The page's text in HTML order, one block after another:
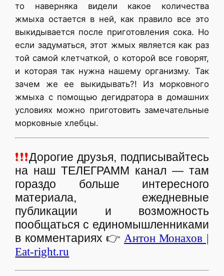
то наверняка видели какое количества
жмыха остается в ней, как правило все это
выкидывается после приготовления сока. Но
если задуматься, этот жмых является как раз
той самой клетчаткой, о которой все говорят,
и которая так нужна нашему организму. Так
зачем же ее выкидывать?! Из морковного
жмыха с помощью дегидратора в домашних
условиях можно приготовить замечательные
морковные хлебцы.
❗❗❗Дорогие друзья, подписывайтесь
на наш ТЕЛЕГРАММ канал — там
гораздо больше интересного
материала, ежедневные
публикации и возможность
пообщаться с единомышленниками
в комментариях 👉 Антон Монахов |
Eat-right.ru